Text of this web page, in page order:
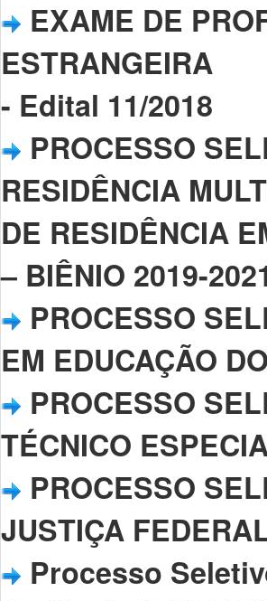
EXAME DE
ESTRANGEIRA
- Edital 11/2018
PROCESSO
RESIDÊNCIA
DE RESIDÊNCIA
– BIÊNIO 2019-
PROCESSO
EM EDUCAÇÃO
PROCESSO
TÉCNICO
PROCESSO
JUSTIÇA
Processo